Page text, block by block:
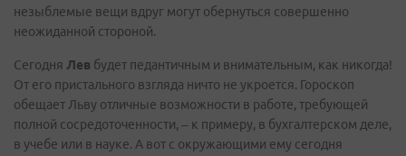
незыблемые вещи вдруг могут обернуться совершенно
неожиданной стороной.
Сегодня Лев будет педантичным и внимательным, как никогда!
От его пристального взгляда ничто не укроется. Гороскоп
обещает Льву отличные возможности в работе, требующей
полной сосредоточенности, – к примеру, в бухгалтерском деле,
в учебе или в науке. А вот с окружающими ему сегодня